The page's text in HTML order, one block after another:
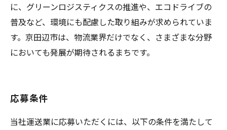
に、グリーンロジスティクスの推進や、エコドライブの
普及など、環境にも配慮した取り組みが求められていま
す。京田辺市は、物流業界だけでなく、さまざまな分野
においても発展が期待されるまちです。
応募条件
当社運送業に応募いただくには、以下の条件を満たして